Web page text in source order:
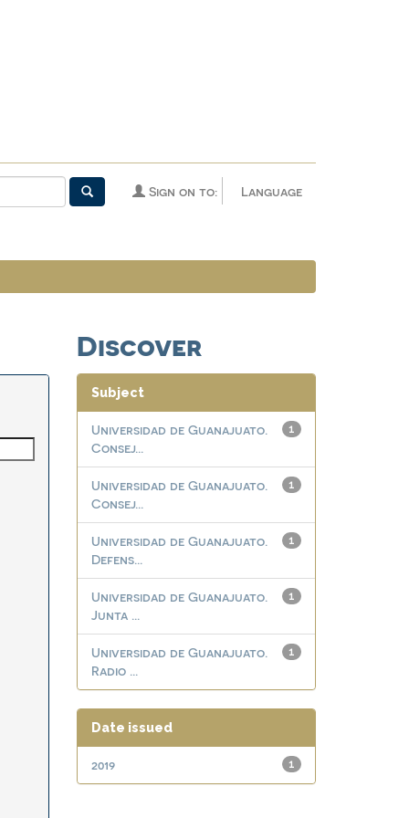
Language
Sign on to:
Discover
Subject
1
Universidad de Guanajuato.
Consej...
1
Universidad de Guanajuato.
Consej...
1
Universidad de Guanajuato.
Defens...
1
Universidad de Guanajuato.
Junta ...
1
Universidad de Guanajuato.
Radio ...
Date issued
1
2019